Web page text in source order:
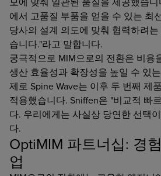
에서 고품질 부품을 얻을 수 있는 최
당사의 설계 의도에 맞춰 협력하려
습니다."라고 말합니다.
궁극적으로 MIM으로의 전환은 비용
생산 효율성과 확장성을 높일 수 있
제로 Spine Wave는 이후 두 번째 제
적용했습니다. Sniffen은 "비교적 빠
다. 우리에게는 사실상 당연한 선택
다.
OptiMIM 파트너십: 경
업